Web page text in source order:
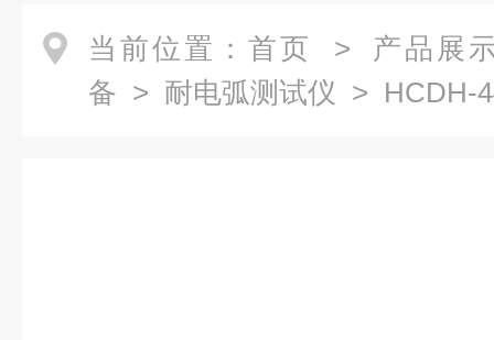
当前位置： 首页 > 产品展
备 > 耐电弧测试仪 > HCDH-